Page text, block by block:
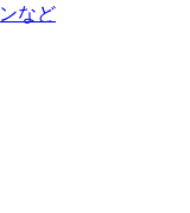
など